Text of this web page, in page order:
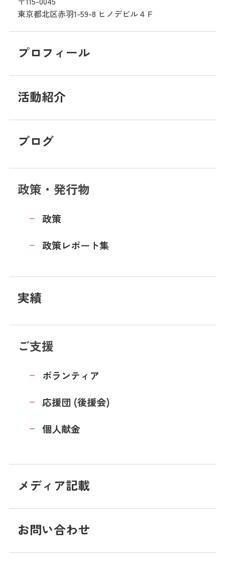
東京都北区赤羽1-59-8 ヒノデビル４Ｆ
プロフィール
活動紹介
ブログ
政策・発行物
政策
政策レポート集
実績
ご支援
ボランティア
応援団 (後援会)
個人献金
メディア記載
お問い合わせ